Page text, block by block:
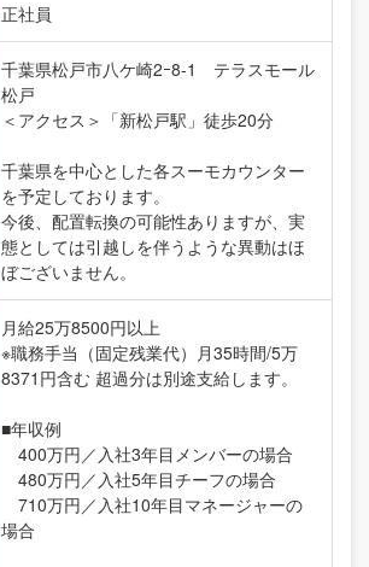
正社員
千葉県松戸市八ケ崎2ｰ8-1 テラスモール
松戸
＜アクセス＞「新松戸駅」徒歩20分
千葉県を中心とした各スーモカウンター
を予定しております。
今後、配置転換の可能性ありますが、実
態としては引越しを伴うような異動はほ
ぼございません。
月給25万8500円以上
※職務手当（固定残業代）月35時間/5万
8371円含む 超過分は別途支給します。
■年収例
400万円／入社3年目メンバーの場合
480万円／入社5年目チーフの場合
710万円／入社10年目マネージャーの
場合